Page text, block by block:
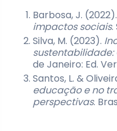
Barbosa, J. (2022).
impactos sociais.
Silva, M. (2023).
sustentabilidade:
de Janeiro: Ed.
Santos, L. &
educação e no
perspectivas.